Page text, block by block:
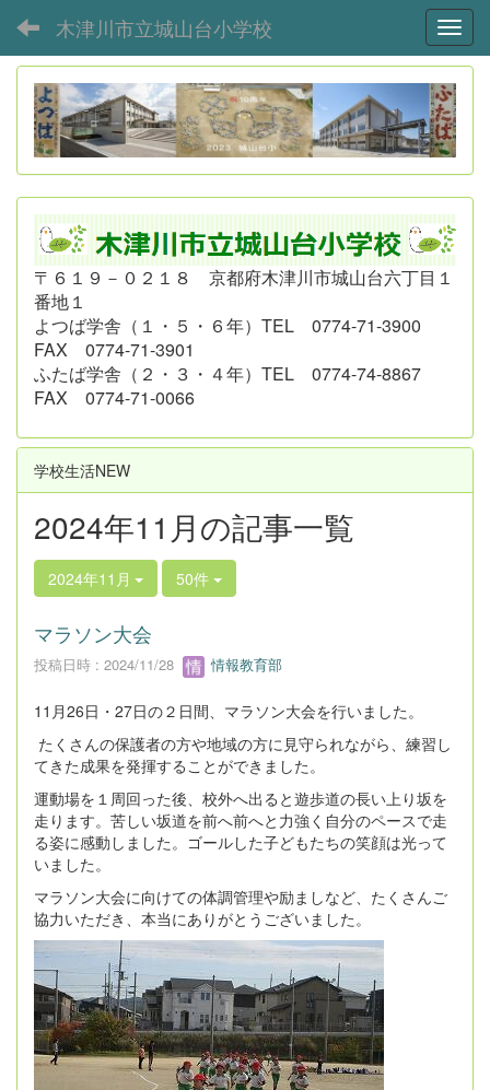
木津川市立城山台小学校
〒６１９－０２１８ 京都府木津川市城山台六丁目１
番地１
よつば学舎（１・５・６年） TEL 0774-71-3900
FAX 0774-71-3901
ふたば学舎（２・３・４年） TEL 0774-74-8867
FAX 0774-71-0066
学校生活NEW
2024年11月の記事一覧
2024年11月 50件
マラソン大会
投稿日時 : 2024/11/28 情報教育部
11月26日・27日の２日間、マラソン大会を行いました。
たくさんの保護者の方や地域の方に見守られながら、練習し
てきた成果を発揮することができました。
運動場を１周回った後、校外へ出ると遊歩道の長い上り坂を
走ります。苦しい坂道を前へ前へと力強く自分のペースで走
る姿に感動しました。ゴールした子どもたちの笑顔は光って
いました。
マラソン大会に向けての体調管理や励ましなど、たくさんご
協力いただき、本当にありがとうございました。